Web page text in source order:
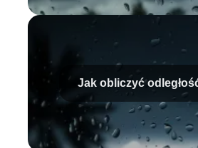
Jak obliczyć